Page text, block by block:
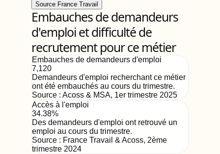
Source France Travail
Embauches de demandeurs
d'emploi et difficulté de
recrutement pour ce métier
Embauches de demandeurs d'emploi
7,120
Demandeurs d'emploi recherchant ce métier
ont été embauchés au cours du trimestre.
Source : Acoss & MSA, 1er trimestre 2025
Accès à l'emploi
34.38%
Des demandeurs d'emploi ont retrouvé un
emploi au cours du trimestre.
Source : France Travail & Acoss, 2ème
trimestre 2024